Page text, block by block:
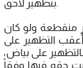
بتظهير لاحق.
منقطعة ولو كان
التظهير على
على بياض،
حقه فيها وفقاً